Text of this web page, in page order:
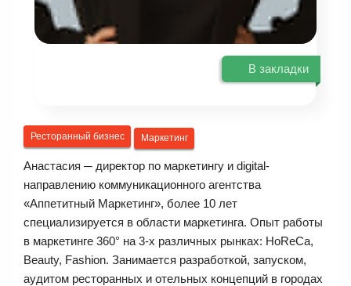
В закладки
Ресторанный бизнес Маркетинг
Анастасия ─ директор по маркетингу и digital-
направлению коммуникационного агентства
«Аппетитный Маркетинг», более 10 лет
специализируется в области маркетинга. Опыт работы
в маркетинге 360° на 3-х различных рынках: HoReCa,
Beauty, Fashion. Занимается разработкой, запуском,
аудитом ресторанных и отельных концепций в городах